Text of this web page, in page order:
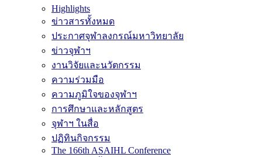
Highlights
ข่าวสารทั้งหมด
ประกาศจุฬาลงกรณ์มหาวิทยาลัย
ข่าวจุฬาฯ
งานวิจัยและนวัตกรรม
ความร่วมมือ
ความภูมิใจของจุฬาฯ
การศึกษาและหลักสูตร
จุฬาฯ ในสื่อ
ปฏิทินกิจกรรม
The 166th ASAIHL Conference